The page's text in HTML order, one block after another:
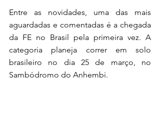
Entre as novidades, uma das mais
aguardadas e comentadas é a chegada
da FE no Brasil pela primeira vez. A
categoria planeja correr em solo
brasileiro no dia 25 de março, no
Sambódromo do Anhembi.